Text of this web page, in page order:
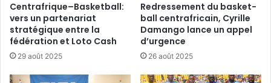
Centrafrique–Basketball:
vers un partenariat
stratégique entre la
fédération et Loto Cash
29 août 2025
Redressement du basket-
ball centrafricain, Cyrille
Damango lance un appel
d’urgence
26 août 2025